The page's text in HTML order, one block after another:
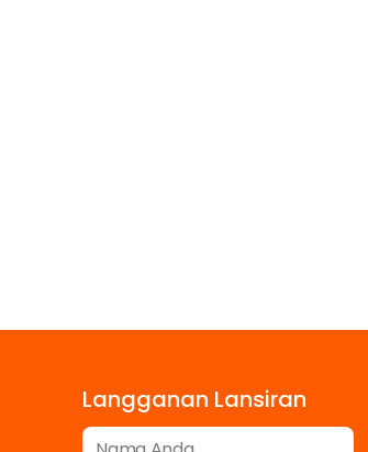
Langganan Lansiran